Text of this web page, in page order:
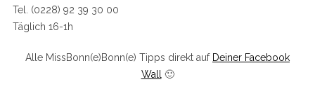
Tel. (0228) 92 39 30 00
Täglich 16-1h
Alle MissBonn(e)Bonn(e) Tipps direkt auf Deiner Facebook
Wall🙂